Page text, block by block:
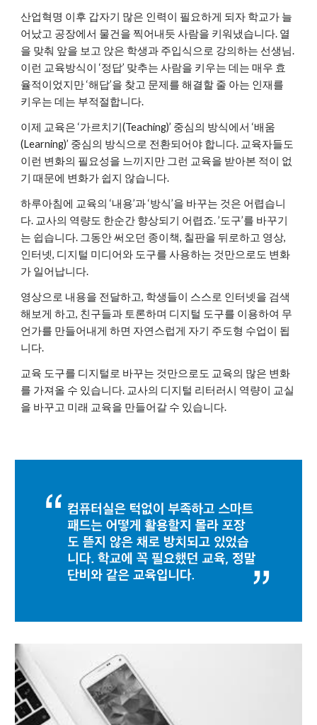
산업혁명 이후 갑자기 많은 인력이 필요하게 되자 학교가 늘
어났고 공장에서 물건을 찍어내듯 사람을 키워냈습니다. 열
을 맞춰 앞을 보고 앉은 학생과 주입식으로 강의하는 선생님.
이런 교육방식이 ‘정답’ 맞추는 사람을 키우는 데는 매우 효
율적이었지만 ‘해답’을 찾고 문제를 해결할 줄 아는 인재를
키우는 데는 부적절합니다.
이제 교육은 ‘가르치기(Teaching)’ 중심의 방식에서 ‘배움
(Learning)’ 중심의 방식으로 전환되어야 합니다. 교육자들도
이런 변화의 필요성을 느끼지만 그런 교육을 받아본 적이 없
기 때문에 변화가 쉽지 않습니다.
하루아침에 교육의 ‘내용’과 ‘방식’을 바꾸는 것은 어렵습니
다. 교사의 역량도 한순간 향상되기 어렵죠. ’도구’를 바꾸기
는 쉽습니다. 그동안 써오던 종이책, 칠판을 뒤로하고 영상,
인터넷, 디지털 미디어와 도구를 사용하는 것만으로도 변화
가 일어납니다.
영상으로 내용을 전달하고, 학생들이 스스로 인터넷을 검색
해보게 하고, 친구들과 토론하며 디지털 도구를 이용하여 무
언가를 만들어내게 하면 자연스럽게 자기 주도형 수업이 됩
니다.
교육 도구를 디지털로 바꾸는 것만으로도 교육의 많은 변화
를 가져올 수 있습니다. 교사의 디지털 리터러시 역량이 교실
을 바꾸고 미래 교육을 만들어갈 수 있습니다.